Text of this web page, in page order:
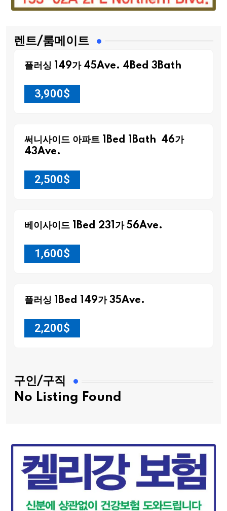
렌트/룸메이트
플러싱 149가 45Ave. 4Bed 3Bath
3,900$
써니사이드 아파트 1Bed 1Bath 46가
43Ave.
2,500$
베이사이드 1Bed 231가 56Ave.
1,600$
플러싱 1Bed 149가 35Ave.
2,200$
구인/구직
No Listing Found